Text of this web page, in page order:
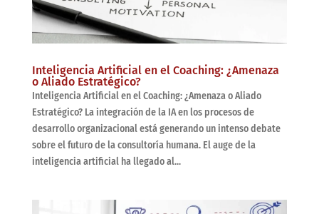
Inteligencia Artificial en el Coaching: ¿Amenaza
o Aliado Estratégico?
Inteligencia Artificial en el Coaching: ¿Amenaza o Aliado
Estratégico? La integración de la IA en los procesos de
desarrollo organizacional está generando un intenso debate
sobre el futuro de la consultoría humana. El auge de la
inteligencia artificial ha llegado al...